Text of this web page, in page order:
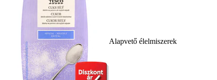
Alapvető élelmiszerek